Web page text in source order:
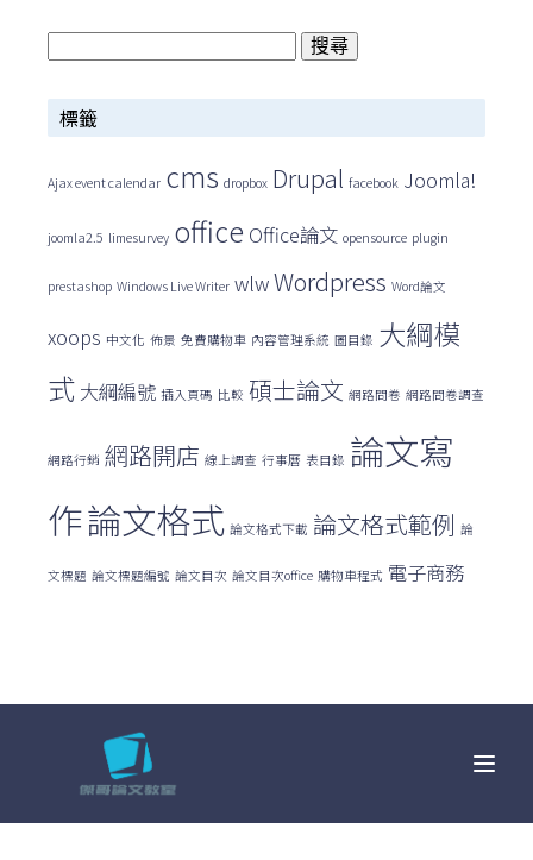
搜
關
字:
標籤
Ajax event calendar cms dropbox Drupal facebook Joomla!
joomla2.5 limesurvey office Office論文 opensource plugin
prestashop Windows Live Writer wlwWordpress Word論文
xoops 中文化 佈景 免費購物車 內容管理系統 圖目錄 大綱模
式 大綱編號 插入頁碼 比較 碩士論文 網路問卷 網路問卷調查
網路行銷 網路開店 線上調查 行事曆 表目錄 論文寫
作論文格式 論文格式下載 論文格式範例 論
文標題 論文標題編號 論文目次 論文目次office 購物車程式 電子商務